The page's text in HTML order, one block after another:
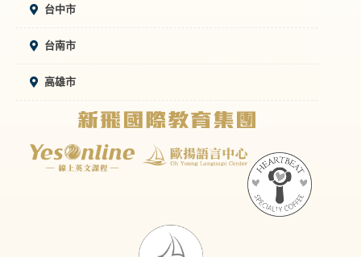
台中市
台南市
高雄市